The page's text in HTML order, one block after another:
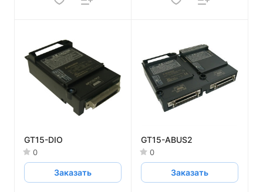
GT15-DIO
0
Заказать
GT15-ABUS2
0
Заказать